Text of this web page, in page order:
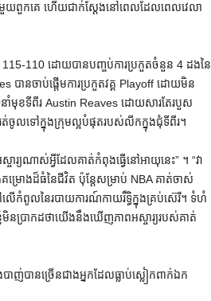
កគេ ហើយជាក់ស្តែងនៅពេលដែលពេលវេលា
110 ដោយបានបញ្ចប់ការប្រកួតចំនួន 4 ដងនៃ
បានចាប់ផ្តើមការប្រកួតវគ្គ Playoff ដោយមិន
មុខទីពីរ Austin Reaves ដោយសារតែរបួស
ចូលទៅក្នុងក្រុមល្អបំផុតរបស់លីកក្នុងជុំទីពីរ។
រ្យណាស់អ្វីដែលគាត់កំពុងធ្វើនៅអាយុនេះ” ។ “វា
រោងដ៏ធំនៃជីវិត ប៉ុន្តែសម្រាប់ NBA គាត់ចាស់
កំពូលនៃរបាយការណ៍កាយរឹទ្ធិក្នុងគ្រប់ស៊េរី។ ទំហំ
នប្រាកដថាយើងនឹងឃើញភាពអស្ចារ្យរបស់គាត់
ាញ់បានច្រើនជាងអ្នកដែលធ្លាប់ស្លៀកពាក់ឯក